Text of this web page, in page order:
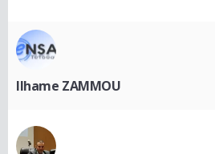
Ilhame ZAMMOU